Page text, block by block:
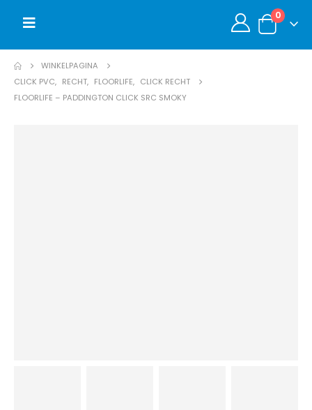
0
WINKELPAGINA
CLICK PVC, RECHT, FLOORLIFE, CLICK RECHT
FLOORLIFE – PADDINGTON CLICK SRC SMOKY